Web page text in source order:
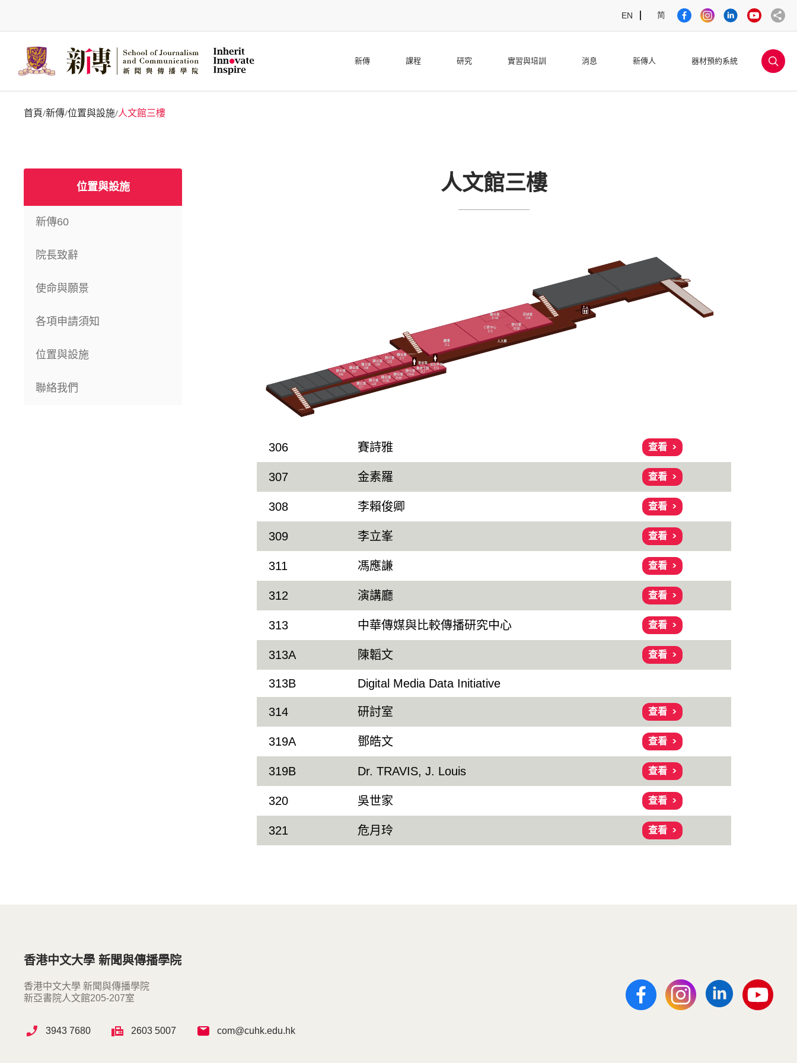
content
简
EN
新傳 課程 研究 實習與培訓 消息 新傳人 器材預約系統
首頁/新傳/位置與設施/人文館三樓
位置與設施
新傳60
院長致辭
使命與願景
各項申請須知
位置與設施
聯絡我們
人文館三樓
306 賽詩雅 查看
307 金素羅 查看
308 李賴俊卿 查看
309 李立峯 查看
311 馮應謙 查看
312 演講廳 查看
313 中華傳媒與比較傳播研究中心 查看
313A 陳韜文 查看
313B Digital Media Data Initiative
314 研討室 查看
319A 鄧皓文 查看
319B Dr. TRAVIS, J. Louis 查看
320 吳世家 查看
321 危月玲 查看
香港中文大學 新聞與傳播學院
香港中文大學 新聞與傳播學院
新亞書院人文館205-207室
3943 7680 2603 5007 com@cuhk.edu.hk